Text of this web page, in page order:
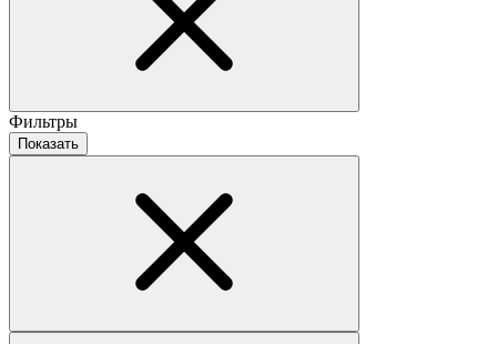
Фильтры
Показать